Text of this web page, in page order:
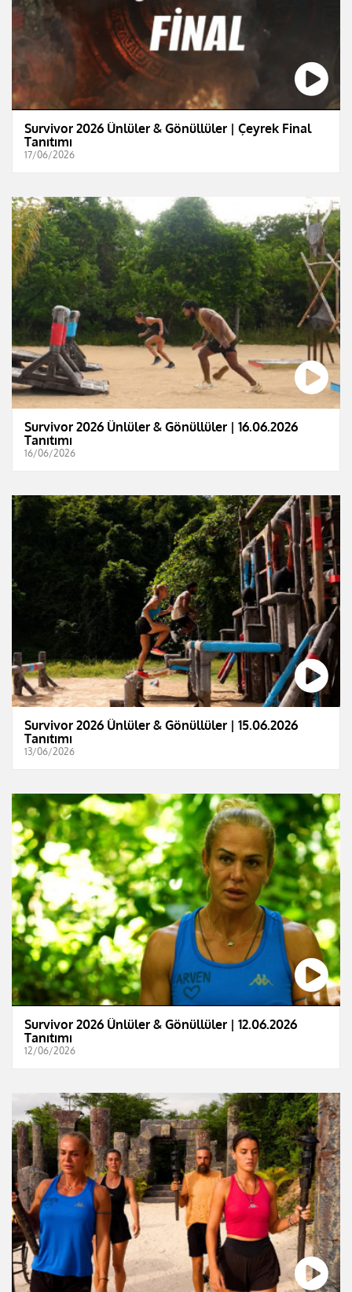
Survivor 2026 Ünlüler & Gönüllüler | Çeyrek Final
Tanıtımı
17/06/2026
Survivor 2026 Ünlüler & Gönüllüler | 16.06.2026
Tanıtımı
16/06/2026
Survivor 2026 Ünlüler & Gönüllüler | 15.06.2026
Tanıtımı
13/06/2026
Survivor 2026 Ünlüler & Gönüllüler | 12.06.2026
Tanıtımı
12/06/2026